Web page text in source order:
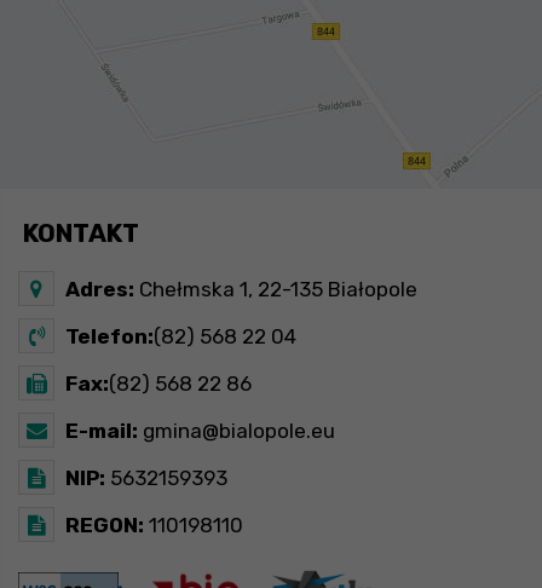
KONTAKT
Adres: Chełmska 1, 22-135 Białopole
Telefon:(82) 568 22 04
Fax:(82) 568 22 86
E-mail: gmina@bialopole.eu
NIP: 5632159393
REGON: 110198110